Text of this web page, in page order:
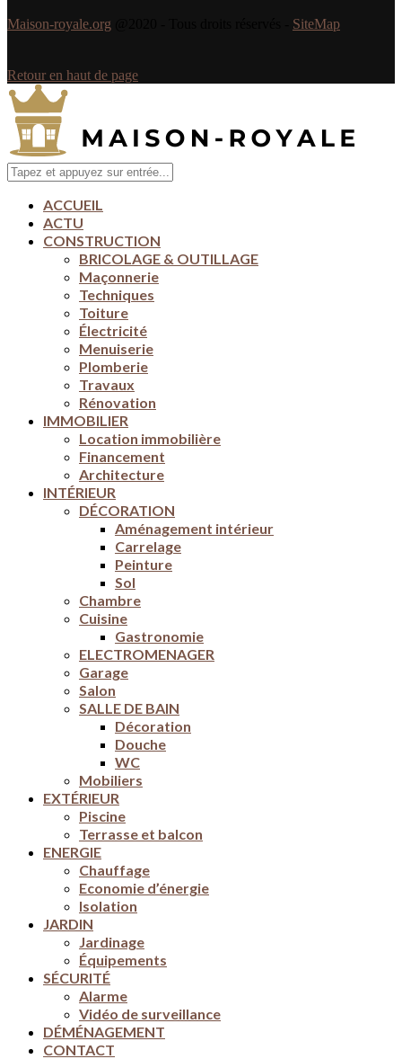
Maison-royale.org SiteMap
Retour en haut de page
ACCUEIL
ACTU
CONSTRUCTION
BRICOLAGE & OUTILLAGE
Maçonnerie
Techniques
Toiture
Électricité
Menuiserie
Plomberie
Travaux
Rénovation
IMMOBILIER
Location immobilière
Financement
Architecture
INTÉRIEUR
DÉCORATION
Aménagement intérieur
Carrelage
Peinture
Sol
Chambre
Cuisine
Gastronomie
ELECTROMENAGER
Garage
Salon
SALLE DE BAIN
Décoration
Douche
WC
Mobiliers
EXTÉRIEUR
Piscine
Terrasse et balcon
ENERGIE
Chauffage
Economie d’énergie
Isolation
JARDIN
Jardinage
Équipements
SÉCURITÉ
Alarme
Vidéo de surveillance
DÉMÉNAGEMENT
CONTACT